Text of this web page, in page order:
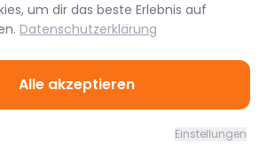
Mercedes
Lamborghini
Ferrari
um dir das beste Erlebnis auf
Datenschutzerklärung
Alle akzeptieren
Einstellungen